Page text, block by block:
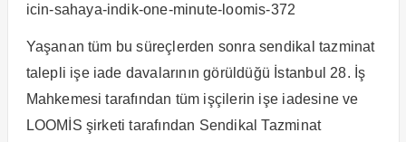
icin-sahaya-indik-one-minute-loomis-372
Yaşanan tüm bu süreçlerden sonra sendikal tazminat
talepli işe iade davalarının görüldüğü İstanbul 28. İş
Mahkemesi tarafından tüm işçilerin işe iadesine ve
LOOMİS şirketi tarafından Sendikal Tazminat